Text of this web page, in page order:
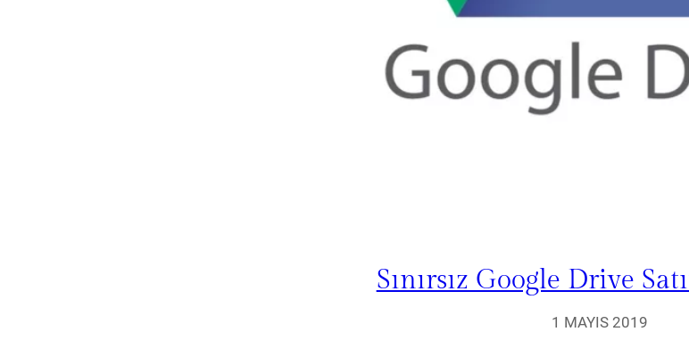
Sınırsız Google Drive
1 MAYIS 2019